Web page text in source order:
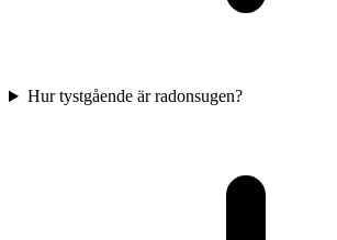
Hur tystgående är radonsugen?